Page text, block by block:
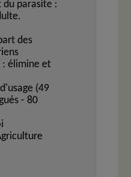
parasite :
des
élimine et
(49
- 80